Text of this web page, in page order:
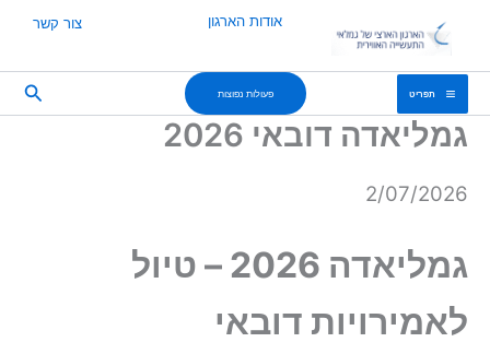
אודות הארגון צור קשר
תפריט פעולות נפוצות
גמליאדה דובאי 2026
2/07/2026
גמליאדה 2026 – טיול
לאמירויות דובאי